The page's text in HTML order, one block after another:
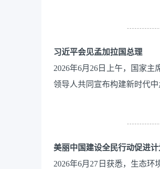
习近平会见孟加拉国总理
2026年6月26日上午，国家
领导人共同宣布构建新时代
美丽中国建设全民行动促进
2026年6月27日获悉，生态